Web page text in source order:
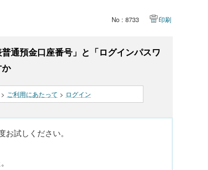
No : 8733 印刷
通預金口座番号」と「ログインパスワ
> ご利用にあたって > ログイン
試しください。